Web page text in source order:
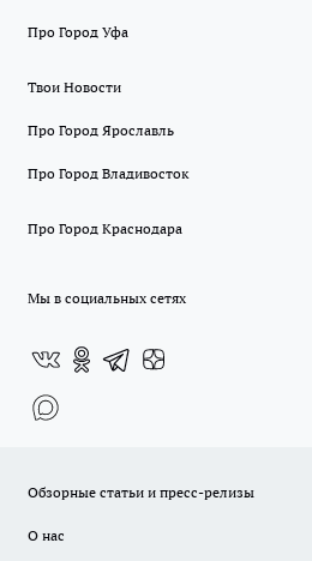
Про Город Уфа
Твои Новости
Про Город Ярославль
Про Город Владивосток
Про Город Краснодара
Мы в социальных сетях
Обзорные статьи и пресс-релизы
О нас